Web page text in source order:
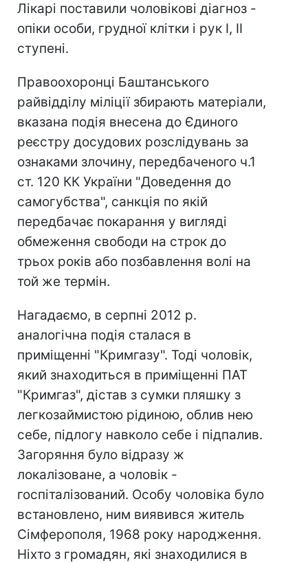
Лікарі поставили чоловікові діагноз -
опіки особи, грудної клітки і рук I, II
ступені.
Правоохоронці Баштанського
райвідділу міліції збирають матеріали,
вказана подія внесена до Єдиного
реєстру досудових розслідувань за
ознаками злочину, передбаченого ч.1
ст. 120 КК України "Доведення до
самогубства", санкція по якій
передбачає покарання у вигляді
обмеження свободи на строк до
трьох років або позбавлення волі на
той же термін.
Нагадаємо, в серпні 2012 р.
аналогічна подія сталася в
приміщенні "Кримгазу". Тоді чоловік,
який знаходиться в приміщенні ПАТ
"Кримгаз", дістав з сумки пляшку з
легкозаймистою рідиною, облив нею
себе, підлогу навколо себе і підпалив.
Загоряння було відразу ж
локалізоване, а чоловік -
госпіталізований. Особу чоловіка було
встановлено, ним виявився житель
Сімферополя, 1968 року народження.
Ніхто з громадян, які знаходилися в